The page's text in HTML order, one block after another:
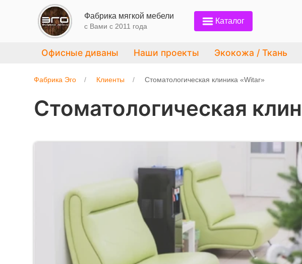
Фабрика мягкой мебели
с Вами c 2011 года
Каталог
Офисные диваны Наши проекты Экокожа / Ткань
Фабрика Эго Клиенты Стоматологическая клиника «Witar»
Стоматологическая